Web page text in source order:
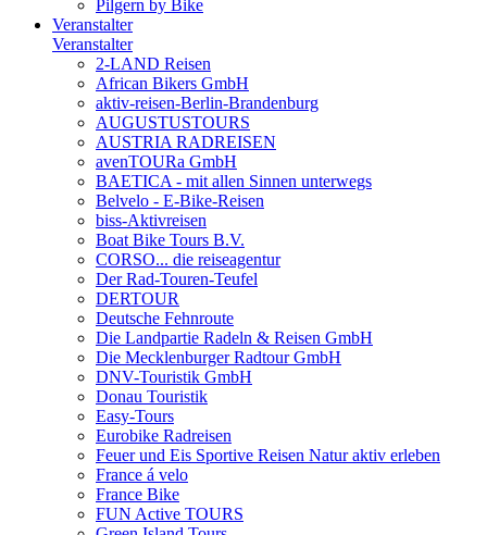
Pilgern by Bike
Veranstalter
Veranstalter
2-LAND Reisen
African Bikers GmbH
aktiv-reisen-Berlin-Brandenburg
AUGUSTUSTOURS
AUSTRIA RADREISEN
avenTOURa GmbH
BAETICA - mit allen Sinnen unterwegs
Belvelo - E-Bike-Reisen
biss-Aktivreisen
Boat Bike Tours B.V.
CORSO... die reiseagentur
Der Rad-Touren-Teufel
DERTOUR
Deutsche Fehnroute
Die Landpartie Radeln & Reisen GmbH
Die Mecklenburger Radtour GmbH
DNV-Touristik GmbH
Donau Touristik
Easy-Tours
Eurobike Radreisen
Feuer und Eis Sportive Reisen Natur aktiv erleben
France á velo
France Bike
FUN Active TOURS